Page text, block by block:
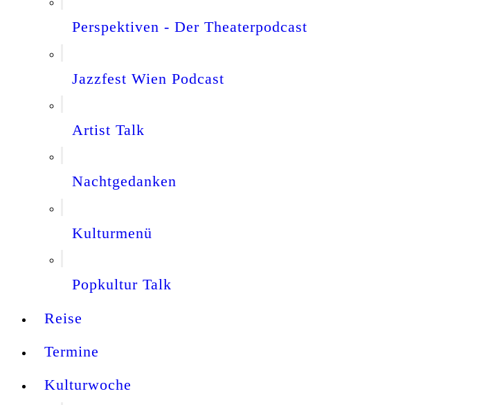
Perspektiven - Der Theaterpodcast
Jazzfest Wien Podcast
Artist Talk
Nachtgedanken
Kulturmenü
Popkultur Talk
Reise
Termine
Kulturwoche